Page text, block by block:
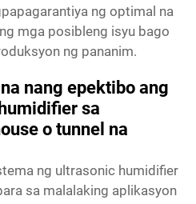
ng optimal na
mga posibleng isyu bago
ng pananim.
nang epektibo ang
sa
o tunnel na
ng ultrasonic humidifier
sa malalaking aplikasyon